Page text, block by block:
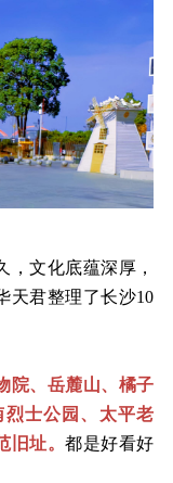
文化底蕴深厚，
天君整理了长沙10
院、岳麓山、橘子
士公园、太平老
旧址。都是好看好